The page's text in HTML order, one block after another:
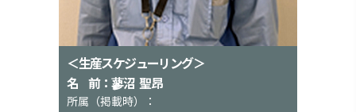
＜生産スケジューリング＞
名 前：蓼沼 聖昂
所属（掲載時）：